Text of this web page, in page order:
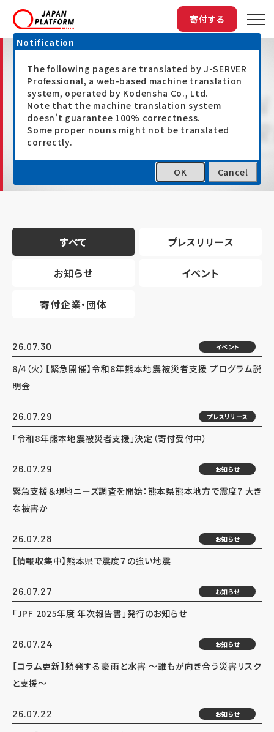
寄付する
最新情報
すべて プレスリリース
お知らせ イベント
寄付企業・団体
26.07.30 イベント
8/4（火）【緊急開催】令和8年熊本地震被災者支援 プログラム説
明会
26.07.29 プレスリリース
「令和8年熊本地震被災者支援」決定（寄付受付中）
26.07.29 お知らせ
緊急支援＆現地ニーズ調査を開始：熊本県熊本地方で震度7 大き
な被害か
26.07.28 お知らせ
【情報収集中】熊本県で震度７の強い地震
26.07.27 お知らせ
「JPF 2025年度 年次報告書」発行のお知らせ
26.07.24 お知らせ
【コラム更新】頻発する豪雨と水害 ～誰もが向き合う災害リスク
と支援～
26.07.22 お知らせ
Notification
The following pages are translated by J-SERVER
Professional, a web-based machine translation
system, operated by Kodensha Co., Ltd.
Note that the machine translation system
doesn't guarantee 100% correctness.
Some proper nouns might not be translated
correctly.
OK Cancel